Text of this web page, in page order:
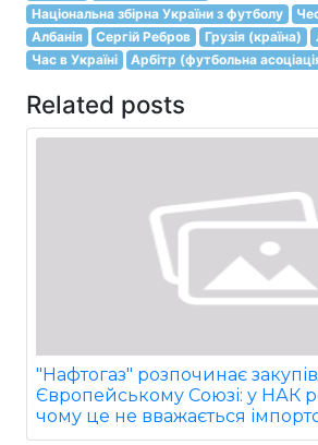
Національна збірна України з футболу
Албанія
Сергій Ребров Грузія (країна)
Час в Україні
Арбітр (футбольна
Related posts
"Нафтогаз" розпочинає
Європейському Союзі: у НАК
чому це не вважається